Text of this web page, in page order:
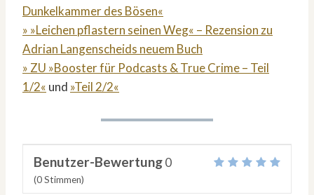
Dunkelkammer des Bösen«
» »Leichen pflastern seinen Weg« – Rezension zu
Adrian Langenscheids neuem Buch
» ZU »Booster für Podcasts & True Crime – Teil
1/2« und »Teil 2/2«
Benutzer-Bewertung0
(0Stimmen)